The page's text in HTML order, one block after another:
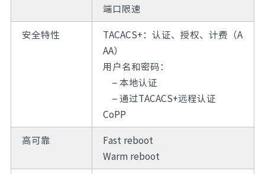
端口限速
安全特性
TACACS+：认证、授权、计费（A
AA）
用户名和密码：
–本地认证
–通过TACACS+远程认证
CoPP
高可靠
Fast reboot
Warm reboot